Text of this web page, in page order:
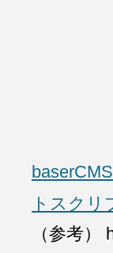
トスクリ
（参考）